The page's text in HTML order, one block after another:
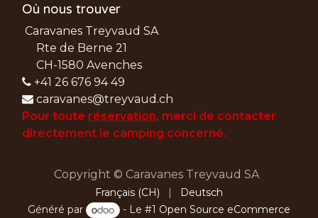
Où nous trouver
Caravanes Treyvaud SA
Rte de Berne 21
CH-1580 Avenches
+41 26 676 94 49
caravanes@treyvaud.ch
Pour toute réservation, merci de contacter
directement le camping concerné.
Copyright © Caravanes Treyvaud SA
Français (CH)
Deutsch
Généré par
- Le #1 Open Source eCommerce